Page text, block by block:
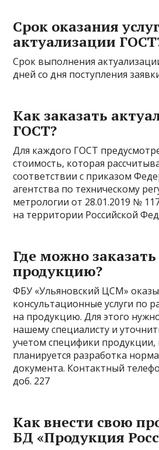
Срок оказания
актуализации
Срок выполнения
дней со дня поступления
Как заказать
ГОСТ?
Для каждого ГОСТ
стоимость, которая
соответствии с приказом
агентства по техническому
метрологии от 28.01.2019 №
на территории Российской
Где можно
продукцию?
ФБУ «Ульяновский ЦСМ»
консультационные услуги по
на продукцию. Для этого
нашему специалисту и
учетом специфики
планируется разработка
документа. Контактный
доб. 227
Как внести свою
БД «Продукция